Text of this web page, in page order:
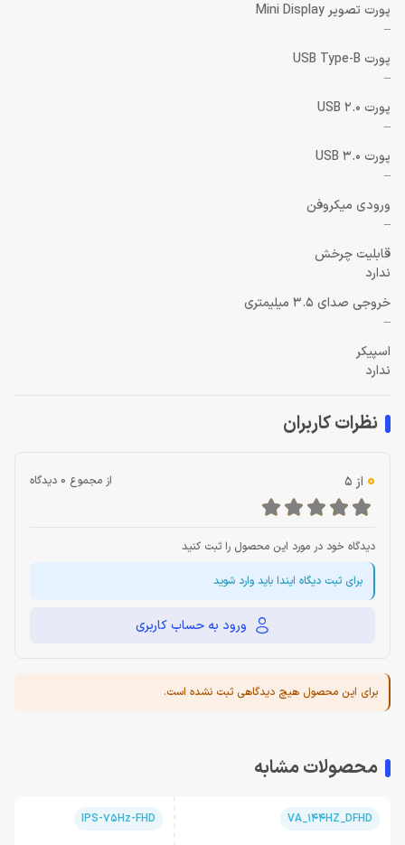
پورت تصویر Mini Display
–
پورت USB Type-B
–
پورت USB 2.0
–
پورت USB 3.0
–
ورودی میکروفن
–
قابلیت چرخش
ندارد
خروجی صدای 3.5 میلیمتری
–
اسپیکر
ندارد
نظرات کاربران
0 از 5 از مجموع 0 دیدگاه
دیدگاه خود در مورد این محصول را ثبت کنید
برای ثبت دیگاه ایندا باید وارد شوید
ورود به حساب کاربری
برای این محصول هیچ دیدگاهی ثبت نشده است.
محصولات مشابه
VA_144HZ_DFHD
IPS-75Hz-FHD